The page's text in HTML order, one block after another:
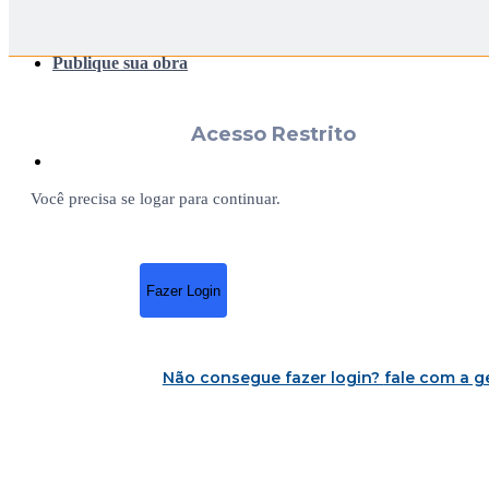
Publique sua obra
Acesso Restrito
Você precisa se logar para continuar.
Fazer Login
Não consegue fazer login? fale com a